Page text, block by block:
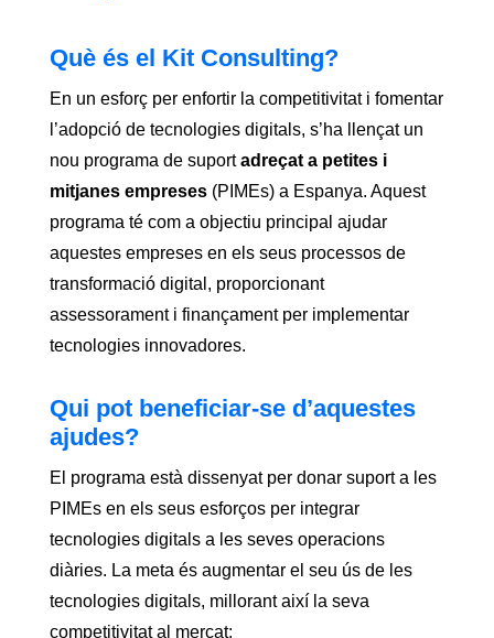
Què és el Kit Consulting?
En un esforç per enfortir la competitivitat i fomentar
l’adopció de tecnologies digitals, s’ha llençat un
nou programa de suportadreçat a petites i
mitjanes empreses(PIMEs) a Espanya. Aquest
programa té com a objectiu principal ajudar
aquestes empreses en els seus processos de
transformació digital, proporcionant
assessorament i finançament per implementar
tecnologies innovadores.
Qui pot beneficiar-se d’aquestes
ajudes?
El programa està dissenyat per donar suport a les
PIMEs en els seus esforços per integrar
tecnologies digitals a les seves operacions
diàries. La meta és augmentar el seu ús de les
tecnologies digitals, millorant així la seva
competitivitat al mercat: